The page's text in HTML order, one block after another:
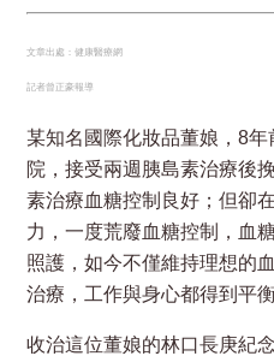
文章出處：健康醫療網
記者曾正豪報導
某知名國際化妝品董娘，8
院，接受兩週胰島素治療後
素治療血糖控制良好；但卻
力，一度荒廢血糖控制，血
照護，如今不僅維持理想的
治療，工作與身心都得到平衡
收治這位董娘的林口長庚紀